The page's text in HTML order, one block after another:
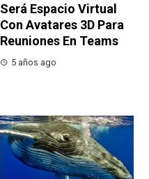
Será Espacio Virtual
Con Avatares 3D Para
Reuniones En Teams
5 años ago